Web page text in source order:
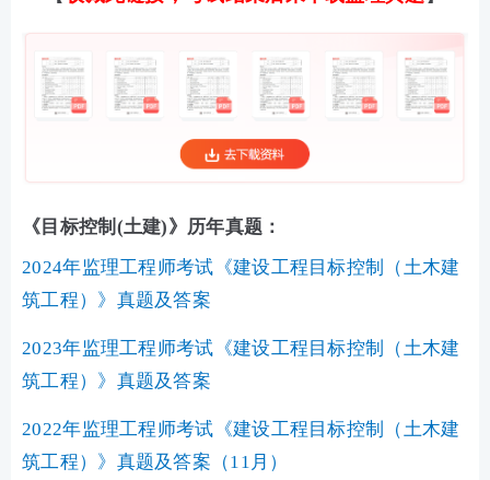
《目标控制(土建)》历年真题：
2024年监理工程师考试《建设工程目标控制（土木建
筑工程）》真题及答案
2023年监理工程师考试《建设工程目标控制（土木建
筑工程）》真题及答案
2022年监理工程师考试《建设工程目标控制（土木建
筑工程）》真题及答案（11月）